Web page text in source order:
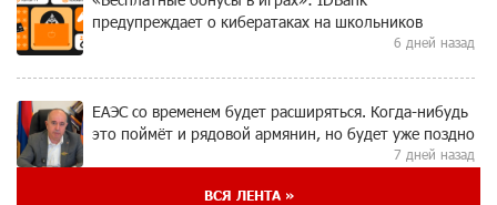
предупреждает о кибератаках на школьников
6 дней назад
ЕАЭС со временем будет расширяться. Когда-нибудь
это поймёт и рядовой армянин, но будет уже поздно
7 дней назад
ВСЯ ЛЕНТА »